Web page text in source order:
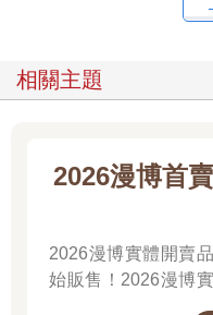
相關主題
2026漫博首賣 7/23 10:00 AM首
2026漫博實體開賣
始販售！2026漫博